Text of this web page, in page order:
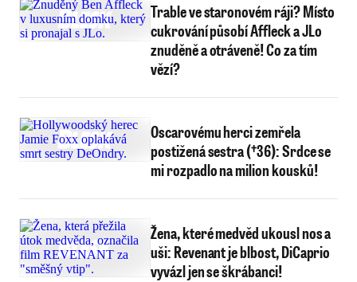
Trable ve staronovém ráji? Místo
cukrování působí Affleck a JLo
znuděně a otráveně! Co za tím
vězí?
Oscarovému herci zemřela
postižená sestra (†36): Srdce se
mi rozpadlo na milion kousků!
Žena, které medvěd ukousl nos a
uši: Revenant je blbost, DiCaprio
vyvázl jen se škrábanci!